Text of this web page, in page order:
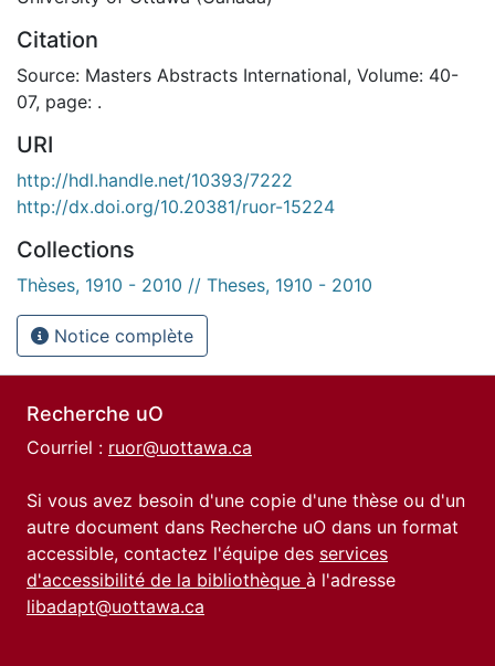
Citation
Source: Masters Abstracts International, Volume: 40-
07, page: .
URI
http://hdl.handle.net/10393/7222
http://dx.doi.org/10.20381/ruor-15224
Collections
Thèses, 1910 - 2010 // Theses, 1910 - 2010
Notice complète
Recherche uO
Courriel : ruor@uottawa.ca
Si vous avez besoin d'une copie d'une thèse ou d'un
autre document dans Recherche uO dans un format
accessible, contactez l'équipe des services
d'accessibilité de la bibliothèque à l'adresse
libadapt@uottawa.ca